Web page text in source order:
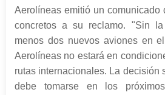
Aerolíneas emitió un comunicado
concretos a su reclamo. "Sin la
menos dos nuevos aviones en
Aerolíneas no estará en
rutas internacionales. La decisión
debe tomarse en los